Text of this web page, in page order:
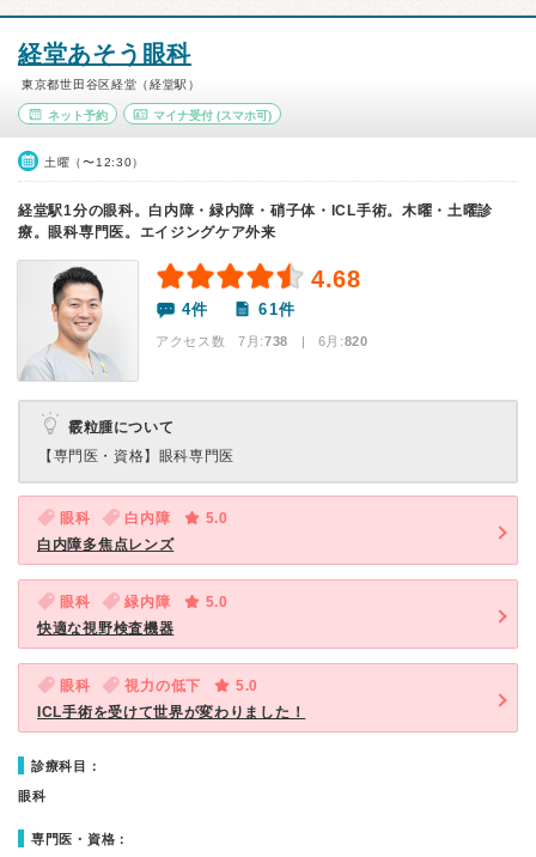
経堂あそう眼科
東京都世田谷区経堂（経堂駅）
ネット予約 マイナ受付(スマホ可)
土曜（〜12:30）
経堂駅1分の眼科。白内障・緑内障・硝子体・ICL手術。木曜・土曜診
療。眼科専門医。エイジングケア外来
4.68
4件 61件
アクセス数 7月:738 | 6月:820
霰粒腫について
【専門医・資格】 眼科専門医
眼科 白内障
5.0
白内障多焦点レンズ
眼科 緑内障
5.0
快適な視野検査機器
眼科 視力の低下
5.0
ICL手術を受けて世界が変わりました！
診療科目：
眼科
専門医・資格：